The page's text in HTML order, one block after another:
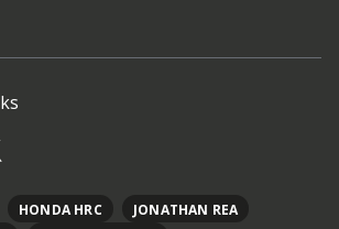
HONDA HRC
JONATHAN REA